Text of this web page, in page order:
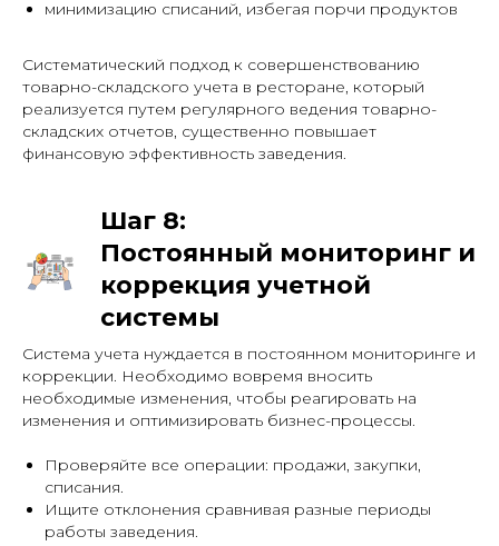
минимизацию списаний, избегая порчи продуктов
Систематический подход к совершенствованию
товарно-складского учета в ресторане, который
реализуется путем регулярного ведения товарно-
складских отчетов, существенно повышает
финансовую эффективность заведения.
Шаг 8:
Постоянный мониторинг и
коррекция учетной
системы
Система учета нуждается в постоянном мониторинге и
коррекции. Необходимо вовремя вносить
необходимые изменения, чтобы реагировать на
изменения и оптимизировать бизнес-процессы.
Проверяйте все операции: продажи, закупки,
списания.
Ищите отклонения сравнивая разные периоды
работы заведения.